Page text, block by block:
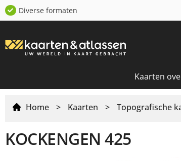
Diverse formaten
Kaarten
Home > Kaarten > Topografische
KOCKENGEN 425